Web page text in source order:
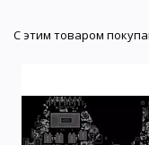
С этим товаром